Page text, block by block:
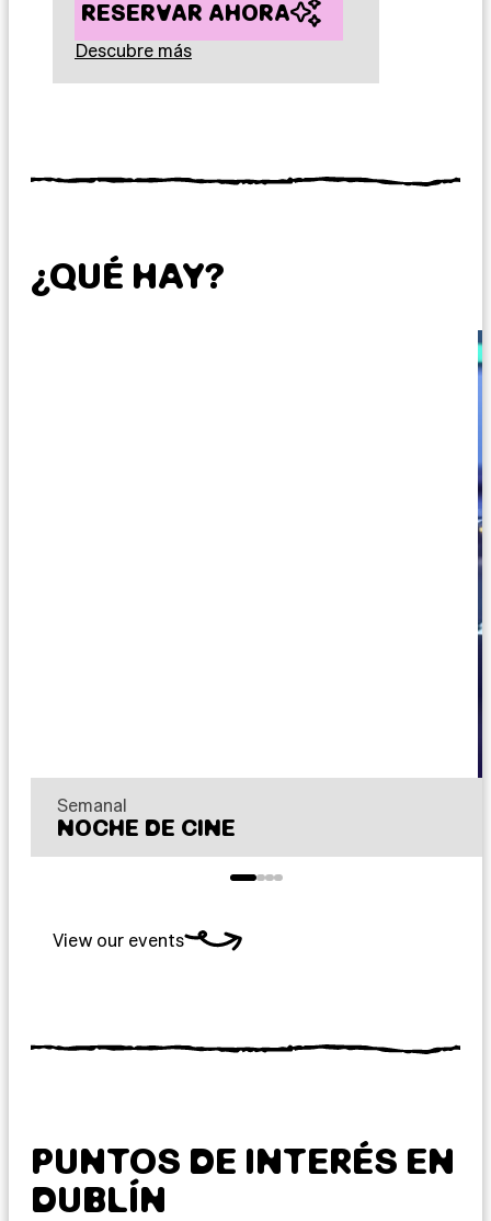
RESERVAR AHORA
Descubre más
¿QUÉ HAY?
Semanal
NOCHE DE CINE
View our events
PUNTOS DE INTERÉS EN
DUBLÍN